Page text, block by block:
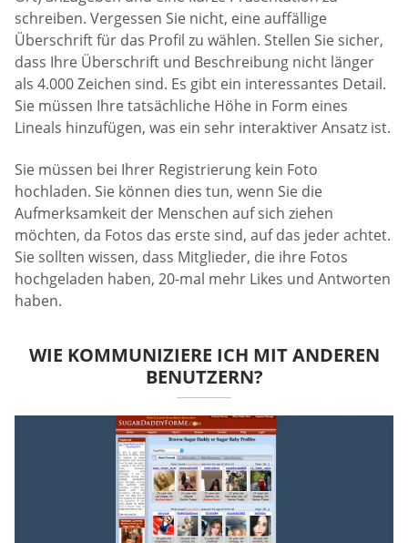
schreiben. Vergessen Sie nicht, eine auffällige
Überschrift für das Profil zu wählen. Stellen Sie sicher,
dass Ihre Überschrift und Beschreibung nicht länger
als 4.000 Zeichen sind. Es gibt ein interessantes Detail.
Sie müssen Ihre tatsächliche Höhe in Form eines
Lineals hinzufügen, was ein sehr interaktiver Ansatz ist.
Sie müssen bei Ihrer Registrierung kein Foto
hochladen. Sie können dies tun, wenn Sie die
Aufmerksamkeit der Menschen auf sich ziehen
möchten, da Fotos das erste sind, auf das jeder achtet.
Sie sollten wissen, dass Mitglieder, die ihre Fotos
hochgeladen haben, 20-mal mehr Likes und Antworten
haben.
WIE KOMMUNIZIERE ICH MIT ANDEREN
BENUTZERN?